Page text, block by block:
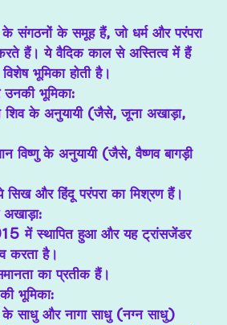
संगठनों के समूह हैं, जो धर्म और परंपरा
हैं। ये वैदिक काल से अस्तित्व में हैं
भूमिका होती है।
भूमिका:
के अनुयायी (जैसे, जूना अखाड़ा,
विष्णु के अनुयायी (जैसे, वैष्णव बागड़ी
और हिंदू परंपरा का मिश्रण हैं।
में स्थापित हुआ और यह ट्रांसजेंडर
करता है।
का प्रतीक हैं।
भूमिका:
के साधु और नागा साधु (नग्न साधु)